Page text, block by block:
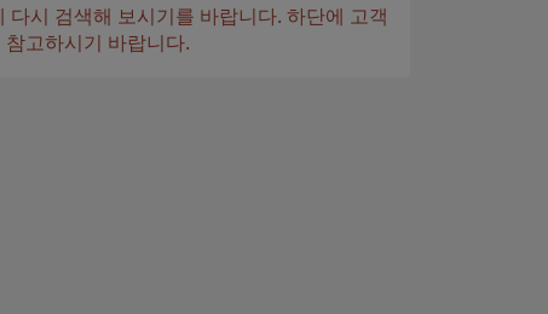
시 검색해 보시기를 바랍니다. 하단에 고객
고하시기 바랍니다.